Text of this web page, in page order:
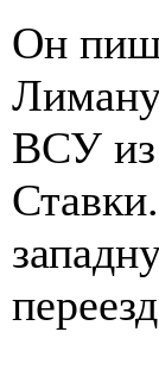
Он
ВСУ из